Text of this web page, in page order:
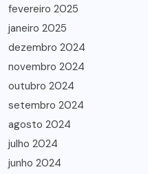
fevereiro 2025
janeiro 2025
dezembro 2024
novembro 2024
outubro 2024
setembro 2024
agosto 2024
julho 2024
junho 2024